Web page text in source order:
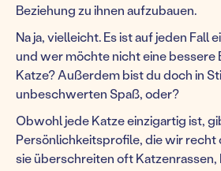
Beziehung zu ihnen aufzubauen.
Na ja, vielleicht. Es ist auf jeden Fall
und wer möchte nicht eine bessere
Katze? Außerdem bist du doch in
unbeschwerten Spaß, oder?
Obwohl jede Katze einzigartig ist,
Persönlichkeitsprofile, die wir recht
sie überschreiten oft Katzenrassen,